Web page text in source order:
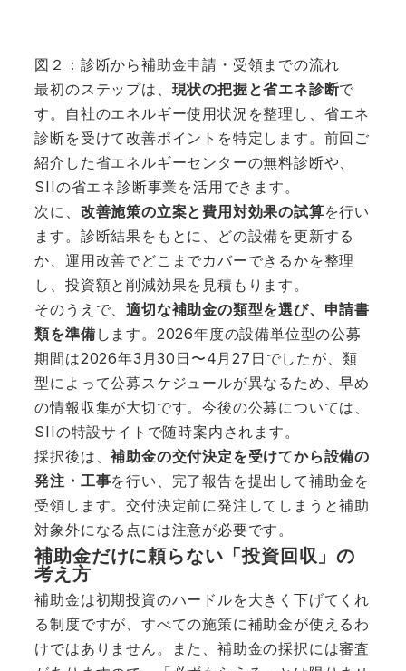
図２：診断から補助金申請・受領までの流れ
最初のステップは、 現状の把握と省エネ診断で
す。自社のエネルギー使用状況を整理し、省エネ
診断を受けて改善ポイントを特定します。前回ご
紹介した省エネルギーセンターの無料診断や、
SIIの省エネ診断事業を活用できます。
次に、 改善施策の立案と費用対効果の試算を行い
ます。診断結果をもとに、どの設備を更新する
か、運用改善でどこまでカバーできるかを整理
し、投資額と削減効果を見積もります。
そのうえで、適切な補助金の類型を選び、申請書
類を準備 します。2026年度の設備単位型の公募
期間は2026年3月30日〜4月27日でしたが、類
型によって公募スケジュールが異なるため、早め
の情報収集が大切です。今後の公募については、
SIIの特設サイトで随時案内されます。
採択後は、補助金の交付決定を受けてから設備の
発注・工事を行い、完了報告を提出して補助金を
受領します。交付決定前に発注してしまうと補助
対象外になる点には注意が必要です。
補助金だけに頼らない「投資回収」の
考え方
補助金は初期投資のハードルを大きく下げてくれ
る制度ですが、すべての施策に補助金が使えるわ
けではありません。また、補助金の採択には審査